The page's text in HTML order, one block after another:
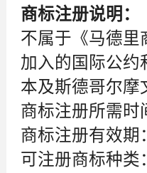
商标注册说明：
不属于《马德里
加入的国际公约
本及斯德哥尔摩
商标注册所需时
商标注册有效期
可注册商标种类